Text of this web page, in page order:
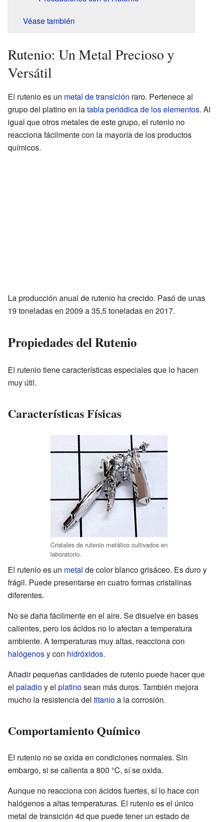
Véase también
Rutenio: Un Metal Precioso y
Versátil
El rutenio es un metal de transición raro. Pertenece al
grupo del platino en latabla periódica de los elementos. Al
igual que otros metales de este grupo, el rutenio no
reacciona fácilmente con la mayoría de los productos
químicos.
La producción anual de rutenio ha crecido. Pasó de unas
19 toneladas en 2009 a 35,5 toneladas en 2017.
Propiedades del Rutenio
El rutenio tiene características especiales que lo hacen
muy útil.
Características Físicas
Cristales de rutenio metálico cultivados en
laboratorio.
El rutenio es un metal de color blanco grisáceo. Es duro y
frágil. Puede presentarse en cuatro formas cristalinas
diferentes.
No se daña fácilmente en el aire. Se disuelve en bases
calientes, pero los ácidos no lo afectan a temperatura
ambiente. A temperaturas muy altas, reacciona con
halógenosy con hidróxidos.
Añadir pequeñas cantidades de rutenio puede hacer que
el paladioy el platinosean más duros. También mejora
mucho la resistencia del titanioa la corrosión.
Comportamiento Químico
El rutenio no se oxida en condiciones normales. Sin
embargo, si se calienta a 800 °C, sí se oxida.
Aunque no reacciona con ácidos fuertes, sí lo hace con
halógenos a altas temperaturas. El rutenio es el único
metal de transición 4d que puede tener un estado de